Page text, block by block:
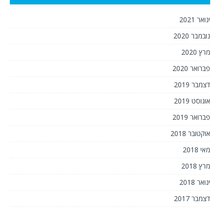
ינואר 2021
נובמבר 2020
מרץ 2020
פברואר 2020
דצמבר 2019
אוגוסט 2019
פברואר 2019
אוקטובר 2018
מאי 2018
מרץ 2018
ינואר 2018
דצמבר 2017